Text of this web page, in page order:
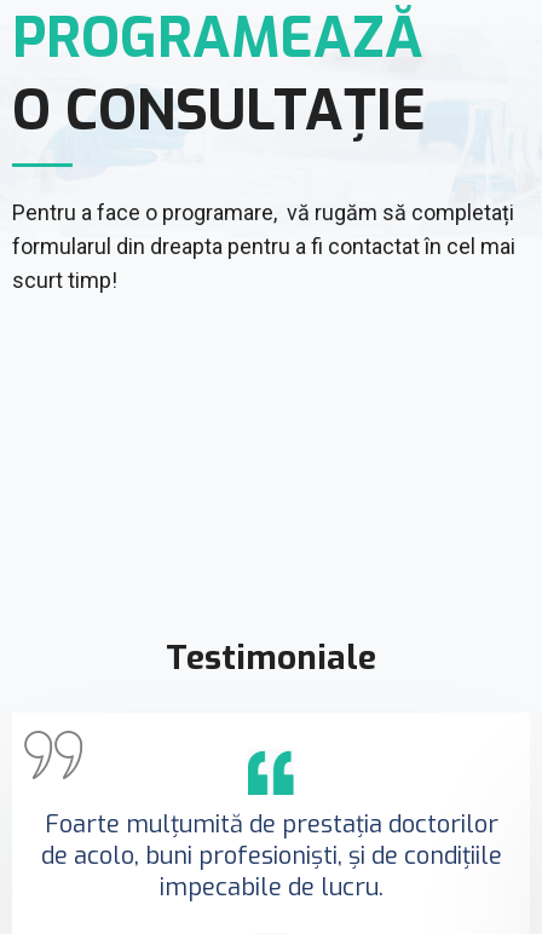
PROGRAMEAZĂ
O CONSULTAȚIE
Pentru a face o programare, vă rugăm să completați
formularul din dreapta pentru a fi contactat în cel mai
scurt timp!
Testimoniale
Foarte mulțumită de prestația doctorilor
de acolo, buni profesioniști, și de condițiile
impecabile de lucru.